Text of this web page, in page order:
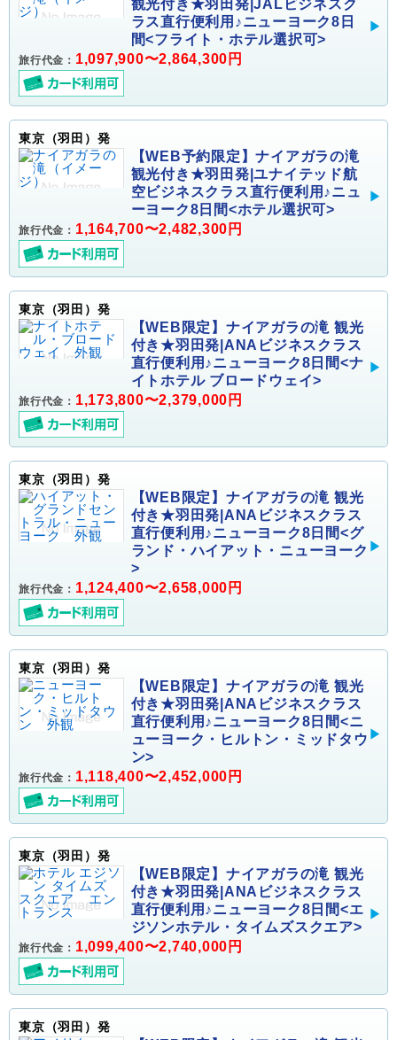
観光付き★羽田発|JALビジネスク
ラス直行便利用♪ニューヨーク8日
間<フライト・ホテル選択可>
旅行代金： 1,097,900〜2,864,300円
東京（羽田）発
【WEB予約限定】ナイアガラの滝
観光付き★羽田発|ユナイテッド航
空ビジネスクラス直行便利用♪ニュ
ーヨーク8日間<ホテル選択可>
旅行代金： 1,164,700〜2,482,300円
東京（羽田）発
【WEB限定】ナイアガラの滝 観光
付き★羽田発|ANAビジネスクラス
直行便利用♪ニューヨーク8日間<ナ
イトホテル ブロードウェイ>
旅行代金： 1,173,800〜2,379,000円
東京（羽田）発
【WEB限定】ナイアガラの滝 観光
付き★羽田発|ANAビジネスクラス
直行便利用♪ニューヨーク8日間<グ
ランド・ハイアット・ニューヨーク
>
旅行代金： 1,124,400〜2,658,000円
東京（羽田）発
【WEB限定】ナイアガラの滝 観光
付き★羽田発|ANAビジネスクラス
直行便利用♪ニューヨーク8日間<ニ
ューヨーク・ヒルトン・ミッドタウ
ン>
旅行代金： 1,118,400〜2,452,000円
東京（羽田）発
【WEB限定】ナイアガラの滝 観光
付き★羽田発|ANAビジネスクラス
直行便利用♪ニューヨーク8日間<エ
ジソンホテル・タイムズスクエア>
旅行代金： 1,099,400〜2,740,000円
東京（羽田）発